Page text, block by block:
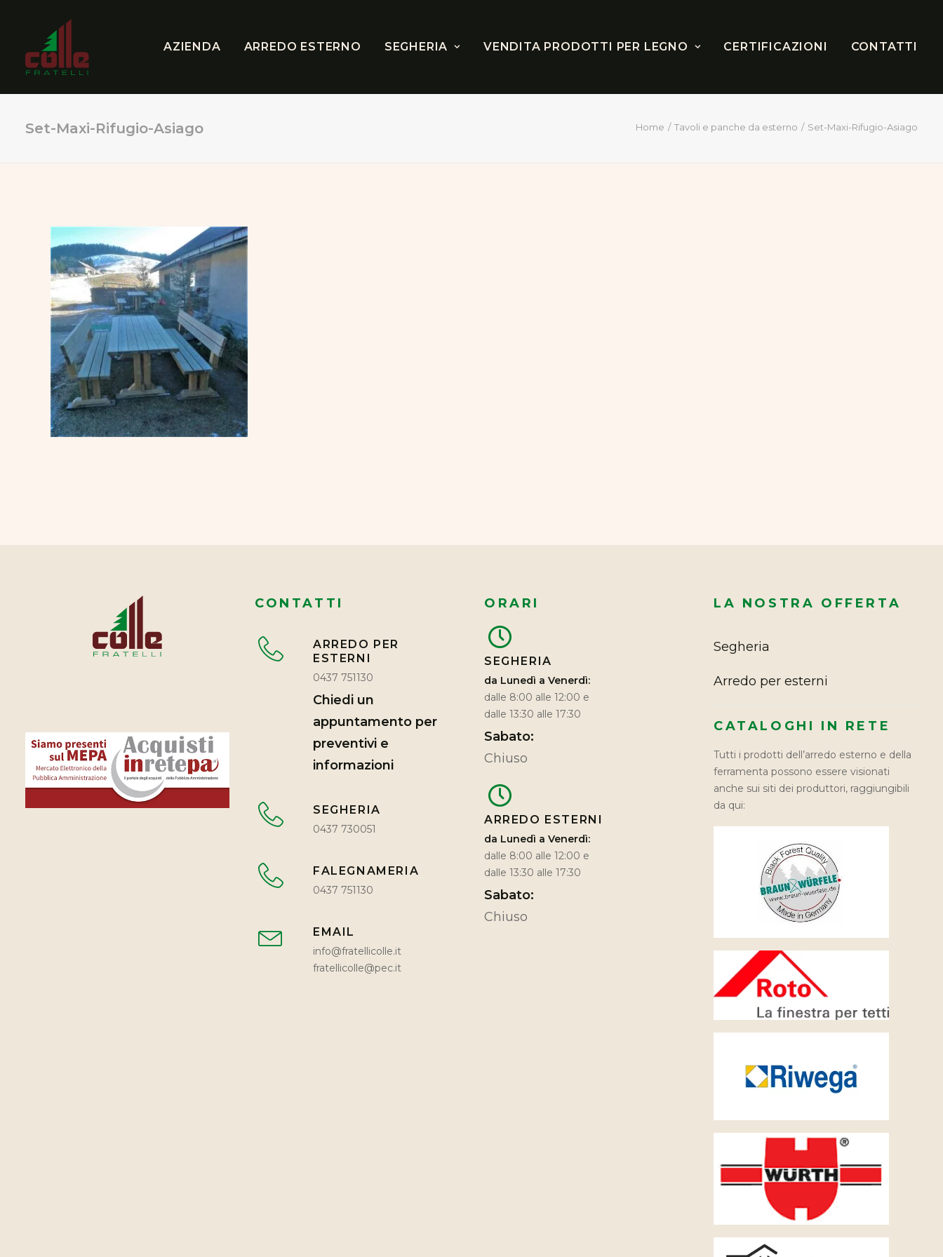
AZIENDA ARREDO ESTERNO SEGHERIA VENDITA PRODOTTI PER LEGNO CERTIFICAZIONI CONTATTI
Set-Maxi-Rifugio-Asiago Home Tavoli e panche da esterno Set-Maxi-Rifugio-Asiago
CONTATTI
ARREDO PER
ESTERNI
0437 751130
Chiedi un
appuntamento per
preventivi e
informazioni
SEGHERIA
0437 730051
FALEGNAMERIA
0437 751130
EMAIL
info@fratellicolle.it
fratellicolle@pec.it
ORARI
SEGHERIA
da Lunedì a Venerdì:
dalle 8:00 alle 12:00 e
dalle 13:30 alle 17:30
Sabato:
Chiuso
ARREDO ESTERNI
da Lunedì a Venerdì:
dalle 8:00 alle 12:00 e
dalle 13:30 alle 17:30
Sabato:
Chiuso
LA NOSTRA OFFERTA
Segheria
Arredo per esterni
CATALOGHI IN RETE
Tutti i prodotti dell’arredo esterno e della
ferramenta possono essere visionati
anche sui siti dei produttori, raggiungibili
da qui: